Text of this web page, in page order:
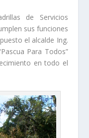
de Servicios
sus funciones
el alcalde Ing.
Para Todos”
en todo el